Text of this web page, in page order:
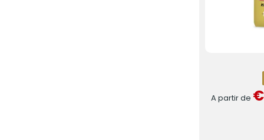
A partir de